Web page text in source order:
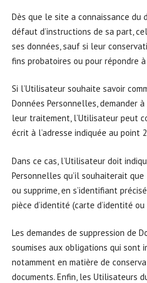
Dès que le site a connaissance du
défaut d’instructions de sa part,
ses données, sauf si leur
fins probatoires ou pour répondre
Si l’Utilisateur souhaite savoir
Données Personnelles, demander
leur traitement, l’Utilisateur peut
écrit à l’adresse indiquée au point
Dans ce cas, l’Utilisateur doit
Personnelles qu’il souhaiterait
ou supprime, en s’identifiant
pièce d’identité (carte d’identité
Les demandes de suppression de
soumises aux obligations qui sont
notamment en matière de
documents. Enfin, les Utilisateurs